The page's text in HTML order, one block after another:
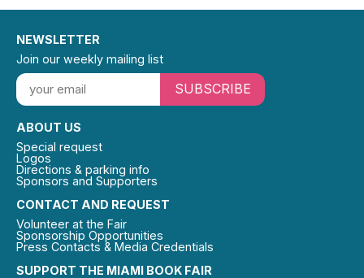
SUPPORT THE MIAMI BOOK FAIR
CONTACT AND REQUEST
Volunteer at the Fair
Sponsorship Opportunities
Press Contacts & Media Credentials
ABOUT US
Special request
Logos
Directions & parking info
Sponsors and Supporters
NEWSLETTER
Join our weekly mailing list
SUBSCRIBE